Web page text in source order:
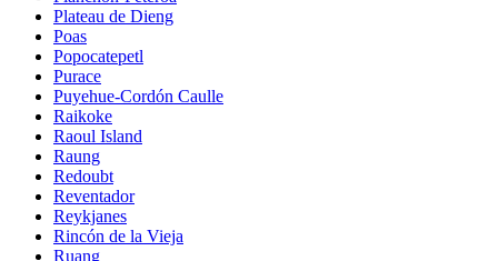
Plateau de Dieng
Poas
Popocatepetl
Purace
Puyehue-Cordón Caulle
Raikoke
Raoul Island
Raung
Redoubt
Reventador
Reykjanes
Rincón de la Vieja
Ruang